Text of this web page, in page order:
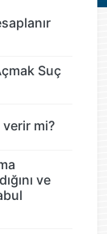
Suç
mi?
ve